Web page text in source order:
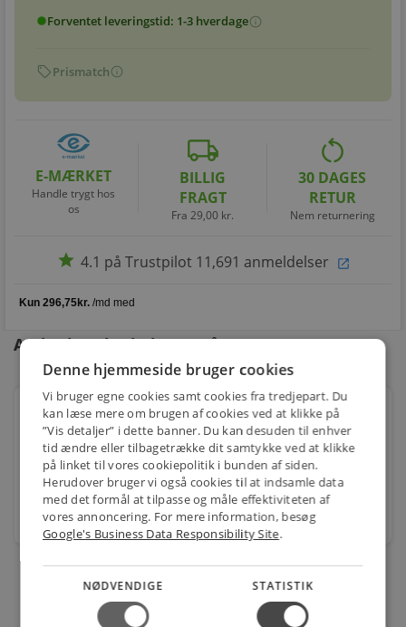
circleForventet leveringstid: 1-3 hverdageinfo
sellPrismatchinfo
E-MÆRKET
Handle trygt hos
os
local_shipping
BILLIG
FRAGT
Fra 29,00 kr.
restart_alt
30 DAGES
RETUR
Nem returnering
star 4.1 på Trustpilot 11,691 anmeldelser open_in_new
Andre kunder købte også
Nobø Eco NCU2Te termostat med ugetimer og
adaptiv
Varenr.: 0978560261
251,00 kr.
stk.
Denne hjemmeside bruger cookies
Vi bruger egne cookies samt cookies fra tredjepart. Du
kan læse mere om brugen af cookies ved at klikke på
”Vis detaljer” i dette banner. Du kan desuden til enhver
tid ændre eller tilbagetrække dit samtykke ved at klikke
på linket til vores cookiepolitik i bunden af siden.
Herudover bruger vi også cookies til at indsamle data
med det formål at tilpasse og måle effektiviteten af
vores annoncering. For mere information, besøg
Google's Business Data Responsibility Site.
NØDVENDIGE STATISTIK